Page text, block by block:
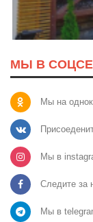
МЫ В
Мы на
Мы в
Следите за
Мы в